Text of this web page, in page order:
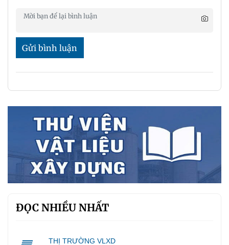
Gửi bình luận
ĐỌC NHIỀU NHẤT
THỊ TRƯỜNG VLXD